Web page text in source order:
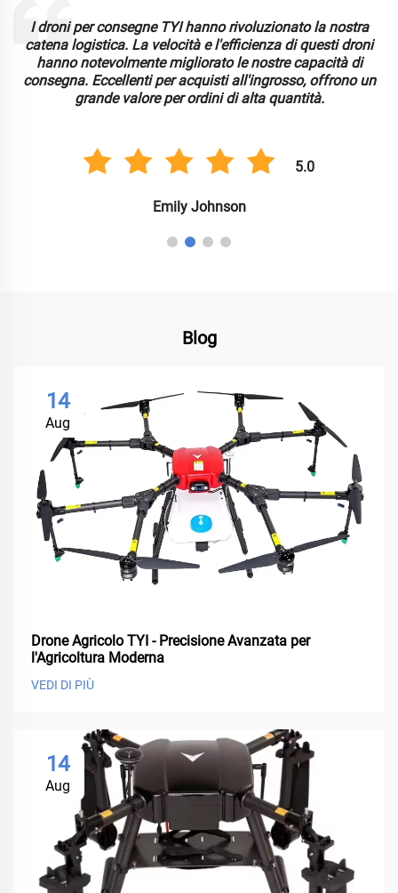
I droni per consegne TYI hanno rivoluzionato la nostra
catena logistica. La velocità e l'efficienza di questi droni
hanno notevolmente migliorato le nostre capacità di
consegna. Eccellenti per acquisti all'ingrosso, offrono un
grande valore per ordini di alta quantità.
5.0
Emily Johnson
Blog
14
Aug
Drone Agricolo TYI - Precisione Avanzata per
l'Agricoltura Moderna
VEDI DI PIÙ
14
Aug